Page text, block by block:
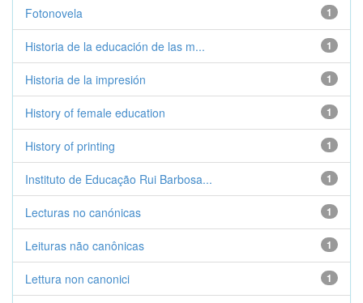
1
Fotonovela
1
Historia de la educación de las m...
1
Historia de la impresión
1
History of female education
1
History of printing
1
Instituto de Educação Rui Barbosa...
1
Lecturas no canónicas
1
Leituras não canônicas
1
Lettura non canonici